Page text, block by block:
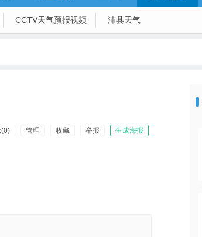
CCTV天气预报视频 沛县天气
(0) 管理 收藏 举报 生成海报